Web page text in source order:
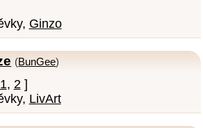
Ginzo
(BunGee)
1, 2]
LivArt